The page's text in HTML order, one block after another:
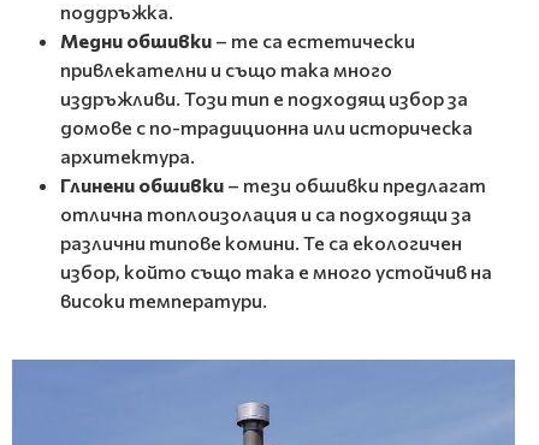
поддръжка.
Медни обшивки – те са естетически
привлекателни и също така много
издръжливи. Този тип е подходящ избор за
домове с по-традиционна или историческа
архитектура.
Глинени обшивки – тези обшивки предлагат
отлична топлоизолация и са подходящи за
различни типове комини. Те са екологичен
избор, който също така е много устойчив на
високи температури.